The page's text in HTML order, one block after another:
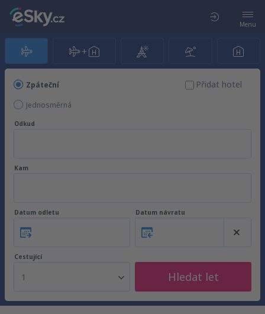
Menu
Zpáteční
Jednosměrná
Přidat hotel
Odkud
Kam
Datum odletu Datum návratu
Cestující
1 Hledat let